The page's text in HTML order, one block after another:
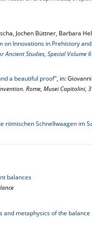
Jochen Büttner, Barbara
on Innovations in Prehistory
Ancient Studies, Special Volume
a beautiful proof", in:
Rome, Musei Capitolini,
römischen Schnellwaagen im
balances
and metaphysics of the balance